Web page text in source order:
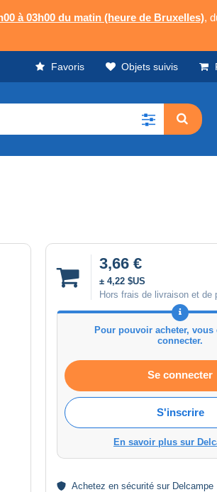
à 03h00 du matin (heure de Bruxelles),
Favoris Objets suivis
3,66 €
± 4,22 $US
Hors frais de livraison et de
Pour pouvoir acheter, vous
connecter.
Se connecter
S'inscrire
En savoir plus sur
Achetez en sécurité sur Delcampe